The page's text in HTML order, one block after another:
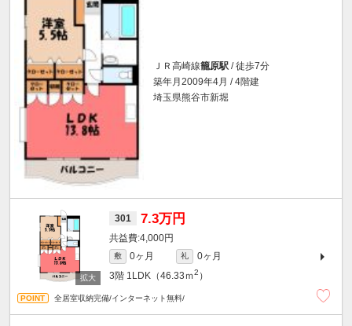
ＪＲ高崎線籠原駅 / 徒歩7分
築年月2009年4月 / 4階建
埼玉県熊谷市新堀
301 7.3万円
4,000円
敷 0ヶ月 礼
0ヶ月
3階 1LDK（46.33ｍ2 ）
全居室収納完備/インターネット無料/